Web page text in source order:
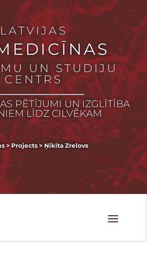
LATVIJAS
UN STUDIJU
CENTRS
PĒTĪJUMI UN IZGLĪTĪBA
LĪDZ CILVĒKAM
> Projects> Ņikita Zrelovs